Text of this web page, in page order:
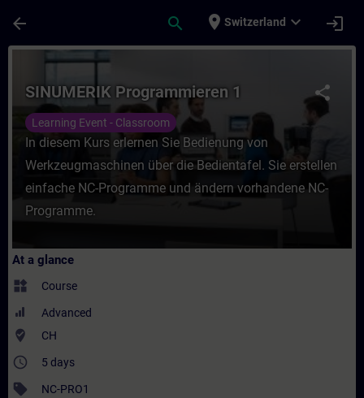
arrow_back search place Switzerland expand_more login
Course - SINUMERIK Programmieren 1
share
SINUMERIK Programmieren 1
Learning Event - Classroom
In diesem Kurs erlernen Sie Bedienung von
Werkzeugmaschinen über die Bedientafel. Sie erstellen
einfache NC-Programme und ändern vorhandene NC-
Programme.
At a glance
widgets Course
Advanced
where_to_vote CH
access_time 5 days
sell NC-PRO1